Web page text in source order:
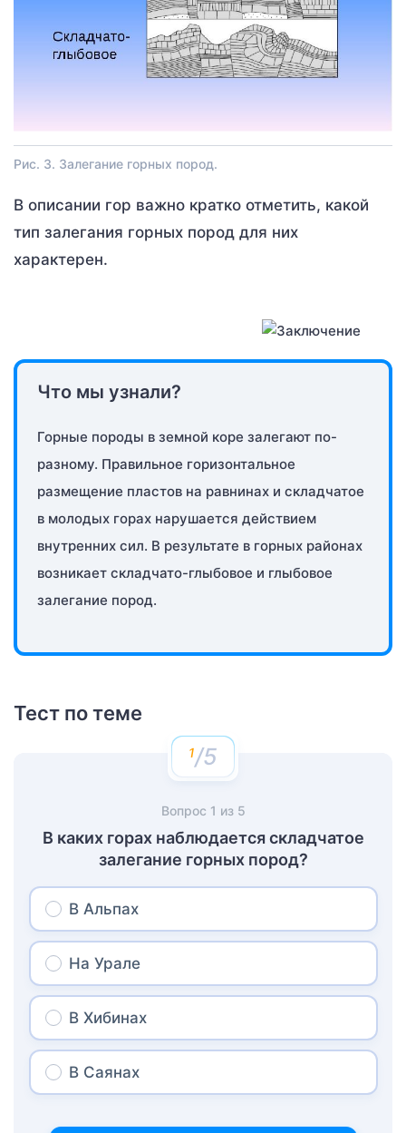
Рис. 3. Залегание горных пород.
В описании гор важно кратко отметить, какой
тип залегания горных пород для них
характерен.
Что мы узнали?
Горные породы в земной коре залегают по-
разному. Правильное горизонтальное
размещение пластов на равнинах и складчатое
в молодых горах нарушается действием
внутренних сил. В результате в горных районах
возникает складчато-глыбовое и глыбовое
залегание пород.
Тест по теме
/5
Вопрос 1 из 5
В каких горах наблюдается складчатое
залегание горных пород?
В Альпах
На Урале
В Хибинах
В Саянах